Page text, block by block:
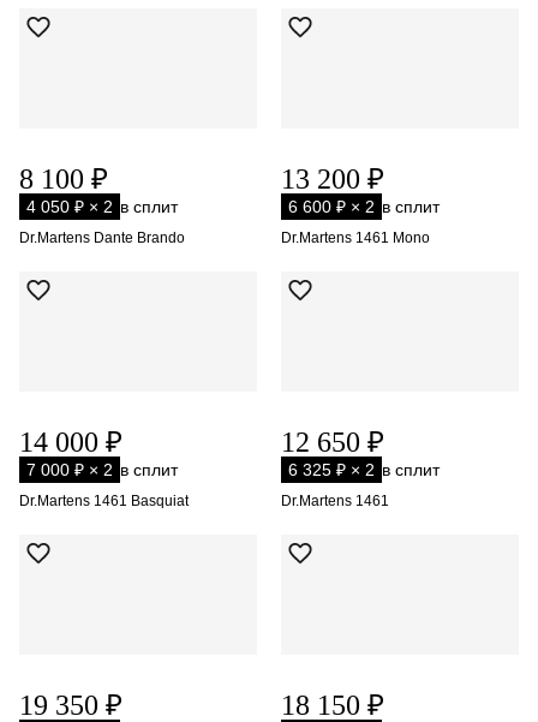
8 100 ₽
4 050 ₽ × 2 в сплит
Dr.Martens Dante Brando
13 200 ₽
6 600 ₽ × 2 в сплит
Dr.Martens 1461 Mono
14 000 ₽
7 000 ₽ × 2 в сплит
Dr.Martens 1461 Basquiat
12 650 ₽
6 325 ₽ × 2 в сплит
Dr.Martens 1461
19 350 ₽ 18 150 ₽